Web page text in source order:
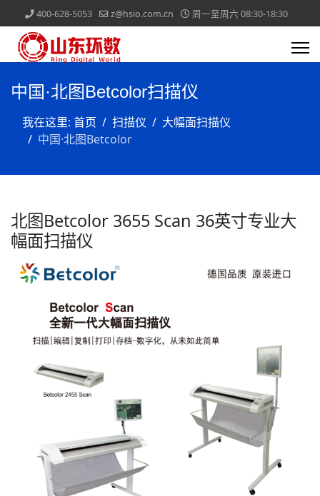
400-628-5053 z@hsio.com.cn 周一至周六 08:30-18:30
中国·北图Betcolor扫描仪
我在这里: 首页 扫描仪
大幅面扫描仪
中国·北图Betcolor
北图Betcolor 3655 Scan 36英寸专业大
幅面扫描仪